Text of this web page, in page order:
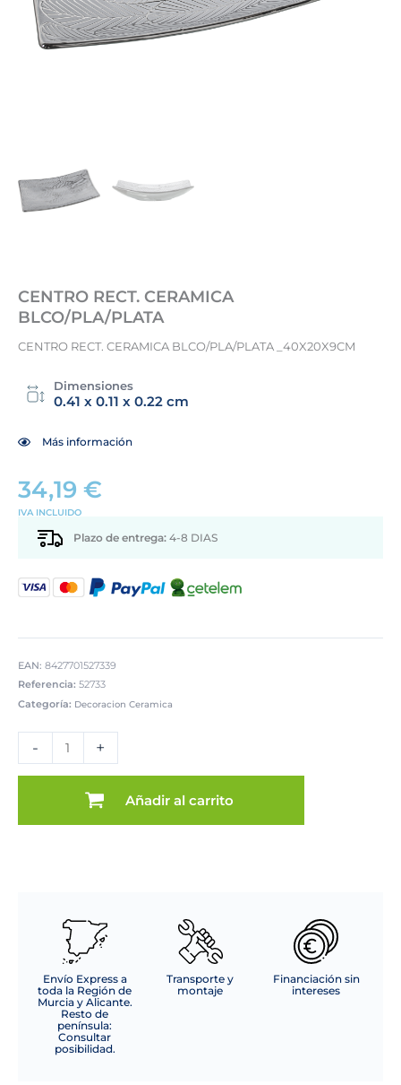
CENTRO RECT. CERAMICA
BLCO/PLA/PLATA
CENTRO RECT. CERAMICA BLCO/PLA/PLATA _40X20X9CM
Dimensiones
0.41 x 0.11 x 0.22 cm
Más información
34,19 €
IVA INCLUIDO
Plazo de entrega: 4-8 DIAS
EAN: 8427701527339
Referencia: 52733
Categoría: Decoracion Ceramica
-
BLCO/PLA/PLATA
+
Añadir al carrito
Envío Express a
toda la Región de
Murcia y Alicante.
Resto de
península:
Consultar
posibilidad.
Transporte y
montaje
Financiación sin
intereses